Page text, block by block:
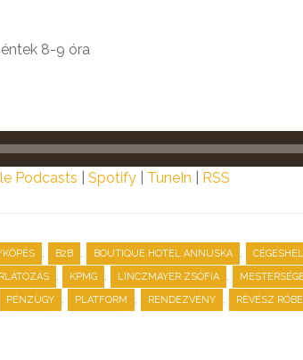
8-9 óra
Podcasts Spotify TuneIn RSS
, B2B , BOUTIQUE HOTEL ANNUSKA ,
, KPMG , LINCZMAYER ZSÓFIA ,
PÉNZÜGY , PLATFORM , RENDEZVÉNY , RÉVÉSZ